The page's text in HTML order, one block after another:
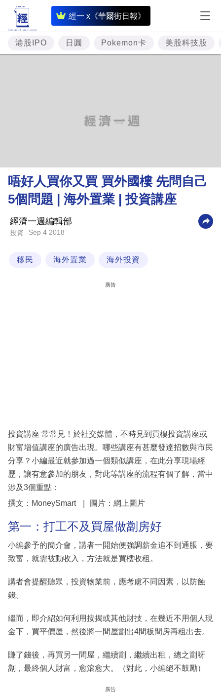
經一 x《華爾街日報》
即
時
財
經
理
財
商
業
科
區
港股IPO 日圓 Pokemon卡 美股科技股
唔好人買你又買 買外國樓 先問自己
5個問題 | 海外置業 | 投資講座
經濟一週編輯部
投資 Sep 4 2018
移民 海外置業 海外投資
廣告
投資講座 常常見！於社交媒體，不時見到買樓投資講座或
財富增值講座的廣告出現。哪些講座有甚麼發達招數與市民
分享？小編最近就參加過一個類似講座，在此分享現場經
歷，讓有意參加的朋友，對此等講座的流程有個了解，當中
涉及3個重點：
撰文：MoneySmart ｜ 圖片：網上圖片
第一：打工不及買屋做劏房好
小編參予的簡介會，講者一開始便強調薪金追不到通脹，要
致富，就需被動收入，方法就是買樓收租。
講者會提醒聽眾，投資物業前，應考慮不同因素，以防蝕
錢。
繼而，即介紹如何利用按揭或其他財技，在幾近不用個人現
金下，買平價屋，然後將一間屋劏出4間板間房再租出去。
賺了錢後，再買另一間屋，繼續劏，繼續出租，總之劏呀
劏，最終個人財富，愈滾愈大。（對此，小編絕不鼓勵）
廣告